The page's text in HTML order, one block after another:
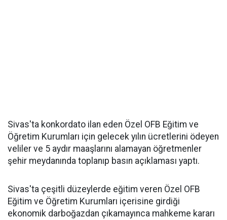
Sivas'ta konkordato ilan eden Özel OFB Eğitim ve
Öğretim Kurumları için gelecek yılın ücretlerini ödeyen
veliler ve 5 aydır maaşlarını alamayan öğretmenler
şehir meydanında toplanıp basın açıklaması yaptı.
Sivas'ta çeşitli düzeylerde eğitim veren Özel OFB
Eğitim ve Öğretim Kurumları içerisine girdiği
ekonomik darboğazdan çıkamayınca mahkeme kararı